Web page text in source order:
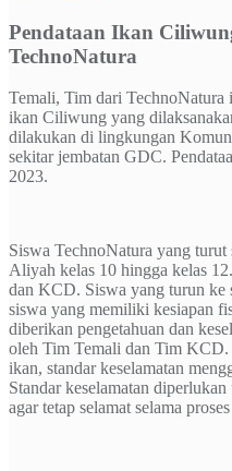
Pendataan Ikan
TechnoNatura
Temali, Tim dari TechnoNatura
ikan Ciliwung yang
dilakukan di lingkungan
sekitar jembatan GDC.
2023.
Siswa TechnoNatura yang turut
Aliyah kelas 10 hingga kelas
dan KCD. Siswa yang turun ke
siswa yang memiliki kesiapan
diberikan pengetahuan dan
oleh Tim Temali dan Tim KCD.
ikan, standar keselamatan
Standar keselamatan
agar tetap selamat selama proses